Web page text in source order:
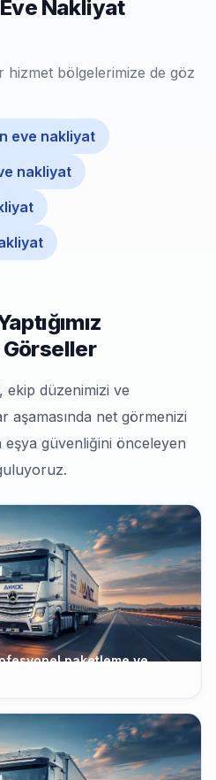
Nakliyat
hizmet bölgelerimize de göz
eve nakliyat
nakliyat
Görseller
ekip düzenimizi ve
aşamasında net görmenizi
güvenliğini önceleyen
paketleme ve